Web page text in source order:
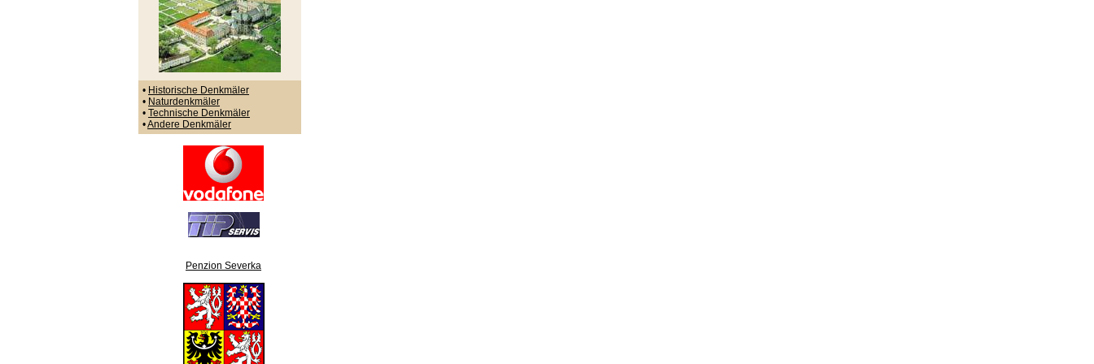
• Historische Denkmäler
• Naturdenkmäler
• Technische Denkmäler
•Andere Denkmäler
Penzion Severka